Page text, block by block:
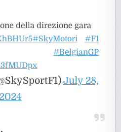
della direzione gara
#SkyMotori
#F1
#BelgianGP
July 28,
2024